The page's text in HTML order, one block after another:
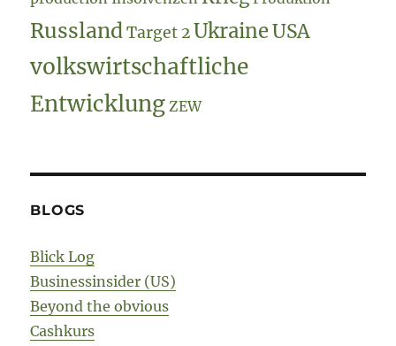
Russland Target 2 Ukraine USA
volkswirtschaftliche
Entwicklung ZEW
BLOGS
Blick Log
Businessinsider (US)
Beyond the obvious
Cashkurs